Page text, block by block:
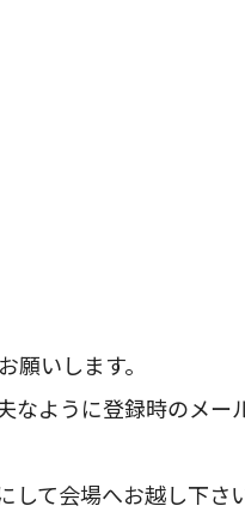
願いします。
なように登録時のメー
して会場へお越し下さい